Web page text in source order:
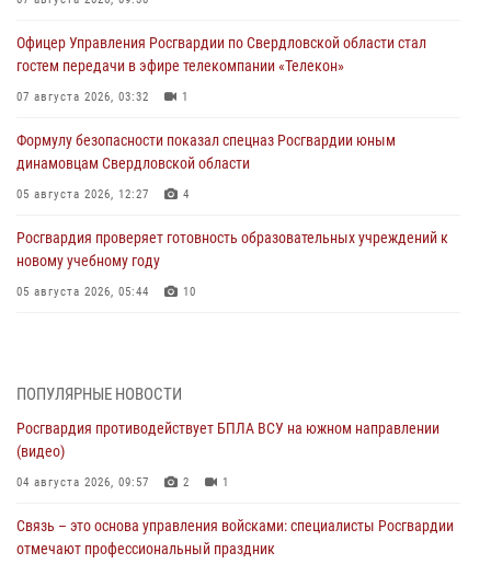
Офицер Управления Росгвардии по Свердловской области стал
гостем передачи в эфире телекомпании «Телекон»
07 августа 2026, 03:32 1
Формулу безопасности показал спецназ Росгвардии юным
динамовцам Свердловской области
05 августа 2026, 12:27 4
Росгвардия проверяет готовность образовательных учреждений к
новому учебному году
05 августа 2026, 05:44 10
04 августа 2026, 09:57 2
Росгвардия приняла участие в обеспечении безопасности Дня
города в Екатеринбурге
03 августа 2026, 07:43 3
Росгвардия приняла участие в межведомственном
антитеррористическом учении в Свердловской области
ПОПУЛЯРНЫЕ НОВОСТИ
Росгвардия противодействует БПЛА ВСУ на южном направлении
(видео)
04 августа 2026, 09:57 2 1
Связь – это основа управления войсками: специалисты Росгвардии
отмечают профессиональный праздник